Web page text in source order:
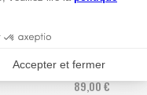
89,00 €